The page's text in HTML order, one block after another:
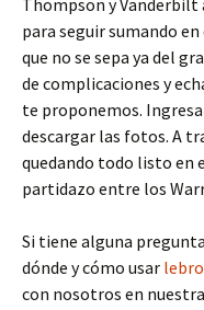
Thompson y
para seguir sumando
que no se sepa ya del
de complicaciones y
te proponemos.
descargar las fotos. A
quedando todo listo en
partidazo entre los
Si tiene alguna
dónde y cómo usar
con nosotros en